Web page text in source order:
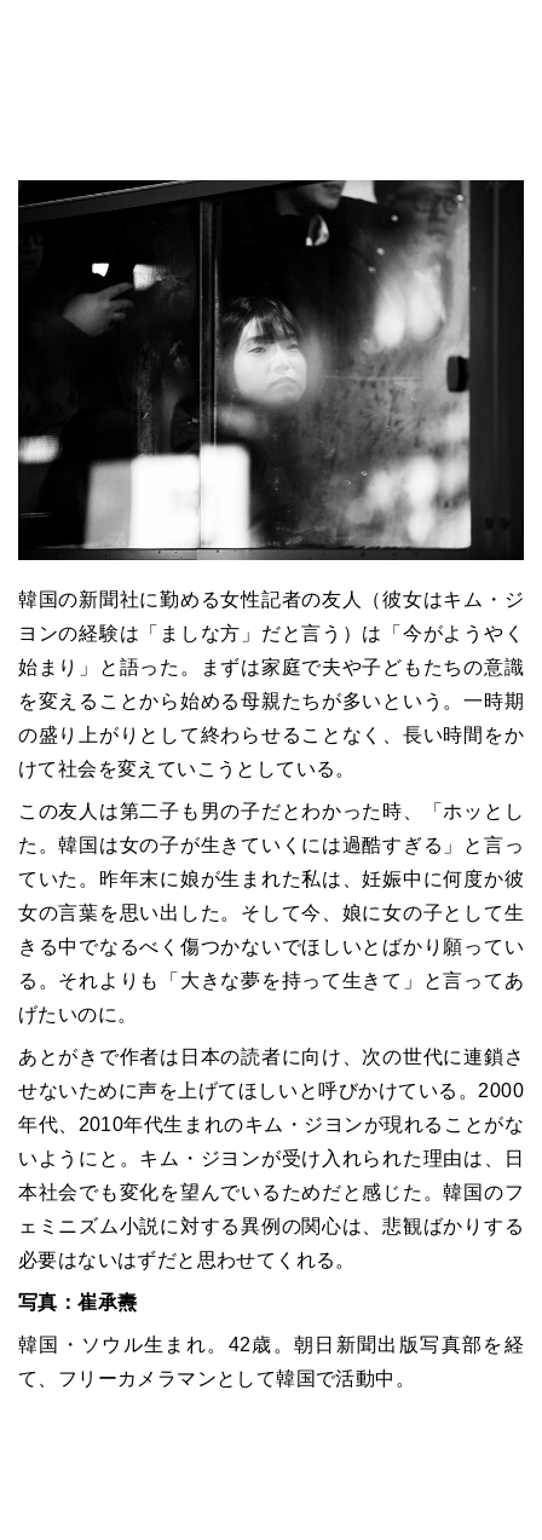
韓国の新聞社に勤める女性記者の友人（彼女はキム・ジ
ヨンの経験は「ましな方」だと言う）は「今がようやく
始まり」と語った。まずは家庭で夫や子どもたちの意識
を変えることから始める母親たちが多いという。一時期
の盛り上がりとして終わらせることなく、長い時間をか
けて社会を変えていこうとしている。
この友人は第二子も男の子だとわかった時、「ホッとし
た。韓国は女の子が生きていくには過酷すぎる」と言っ
ていた。昨年末に娘が生まれた私は、妊娠中に何度か彼
女の言葉を思い出した。そして今、娘に女の子として生
きる中でなるべく傷つかないでほしいとばかり願ってい
る。それよりも「大きな夢を持って生きて」と言ってあ
げたいのに。
あとがきで作者は日本の読者に向け、次の世代に連鎖さ
せないために声を上げてほしいと呼びかけている。 2000
年代、 2010年代生まれのキム・ジヨンが現れることがな
いようにと。キム・ジヨンが受け入れられた理由は、日
本社会でも変化を望んでいるためだと感じた。韓国のフ
ェミニズム小説に対する異例の関心は、悲観ばかりする
必要はないはずだと思わせてくれる。
写真：崔承燾
韓国・ソウル生まれ。42歳。朝日新聞出版写真部を経
て、フリーカメラマンとして韓国で活動中。